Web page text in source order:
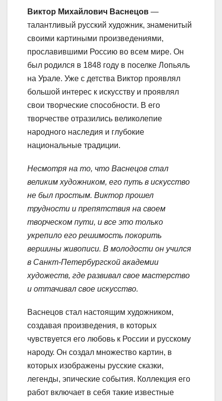
Виктор Михайлович Васнецов —
талантливый русский художник, знаменитый
своими картиными произведениями,
прославившими Россию во всем мире. Он
был родился в 1848 году в поселке Лопьяль
на Урале. Уже с детства Виктор проявлял
большой интерес к искусству и проявлял
свои творческие способности. В его
творчестве отразились великолепие
народного наследия и глубокие
национальные традиции.
Несмотря на то, что Васнецов стал
великим художником, его путь в искусство
не был простым. Виктор прошел
трудности и препятствия на своем
творческом пути, и все это только
укрепило его решимость покорить
вершины живописи. В молодости он учился
в Санкт-Петербургской академии
художеств, где развивал свое мастерство
и оттачивал свое искусство.
Васнецов стал настоящим художником,
создавая произведения, в которых
чувствуется его любовь к России и русскому
народу. Он создал множество картин, в
которых изображены русские сказки,
легенды, эпические события. Коллекция его
работ включает в себя такие известные